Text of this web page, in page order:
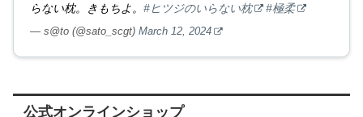
らない枕。きもちよ。 #ヒツジのいらない枕 #極柔
— s@to (@sato_scgt) March 12, 2024
公式オンラインショップ